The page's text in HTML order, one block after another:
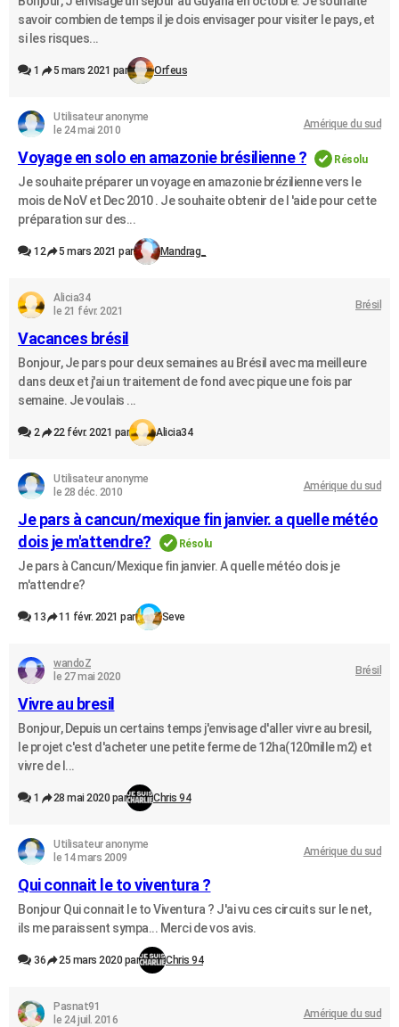
savoir combien de temps il je dois envisager pour visiter le pays, et
si les risques...
1 5 mars 2021 par Orfeus
Utilisateur anonyme
le 24 mai 2010
Amérique du sud
Voyage en solo en amazonie brésilienne ? Résolu
Je souhaite préparer un voyage en amazonie brézilienne vers le
mois de NoV et Dec 2010 . Je souhaite obtenir de l 'aide pour cette
préparation sur des...
12 5 mars 2021 par Mandrag_
Alicia34
le 21 févr. 2021
Brésil
Vacances brésil
Bonjour, Je pars pour deux semaines au Brésil avec ma meilleure
dans deux et j'ai un traitement de fond avec pique une fois par
semaine. Je voulais ...
2 22 févr. 2021 par Alicia34
Utilisateur anonyme
le 28 déc. 2010
Amérique du sud
Je pars à cancun/mexique fin janvier. a quelle météo
dois je m'attendre?
Résolu
Je pars à Cancun/Mexique fin janvier. A quelle météo dois je
m'attendre?
13 11 févr. 2021 par Seve
wandoZ
le 27 mai 2020
Brésil
Vivre au bresil
Bonjour, Depuis un certains temps j'envisage d'aller vivre au bresil,
le projet c'est d'acheter une petite ferme de 12ha(120mille m2) et
vivre de l...
1 28 mai 2020 par Chris 94
Utilisateur anonyme
le 14 mars 2009
Amérique du sud
Qui connait le to viventura ?
Bonjour Qui connait le to Viventura ? J'ai vu ces circuits sur le net,
ils me paraissent sympa... Merci de vos avis.
36 25 mars 2020 par Chris 94
Pasnat91
le 24 juil. 2016
Amérique du sud